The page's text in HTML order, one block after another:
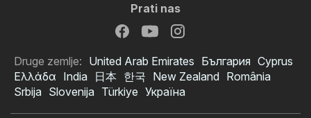
Prati nas
Druge zemlje: United Arab Emirates България Cyprus
Ελλάδα India 日本 한국 New Zealand România
Srbija Slovenija Türkiye Україна